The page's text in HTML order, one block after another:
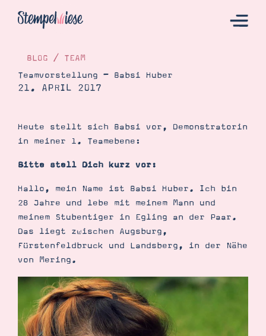
Katalog
Bestellen
Angebote
Blog
Gutscheine
Produkte erklärt
Über mich
Über Stampin’ Up!
BLOG / TEAM
Teamvorstellung – Babsi Huber
21. APRIL 2017
Heute stellt sich Babsi vor, Demonstratorin
in meiner 1. Teamebene:
Bitte stell Dich kurz vor:
Hallo, mein Name ist Babsi Huber. Ich bin
28 Jahre und lebe mit meinem Mann und
meinem Stubentiger in Egling an der Paar.
Das liegt zwischen Augsburg,
Fürstenfeldbruck und Landsberg, in der Nähe
von Mering.